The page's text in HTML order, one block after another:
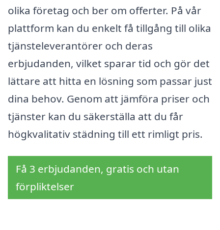
olika företag och ber om offerter. På vår
plattform kan du enkelt få tillgång till olika
tjänsteleverantörer och deras
erbjudanden, vilket sparar tid och gör det
lättare att hitta en lösning som passar just
dina behov. Genom att jämföra priser och
tjänster kan du säkerställa att du får
högkvalitativ städning till ett rimligt pris.
Få 3 erbjudanden, gratis och utan
förpliktelser